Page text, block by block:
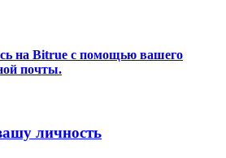
на Bitrue с помощью вашего
почты.
личность